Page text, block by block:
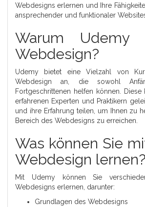
Webdesigns erlernen und Ihre
ansprechender und funktionaler
Warum Udemy
Webdesign?
Udemy bietet eine Vielzahl von
Webdesign an, die sowohl
Fortgeschrittenen helfen können.
erfahrenen Experten und Praktikern
und ihre Erfahrung teilen, um Ihnen zu
Bereich des Webdesigns zu erreichen.
Was können Sie
Webdesign lernen?
Mit Udemy können Sie
Webdesigns erlernen, darunter:
Grundlagen des Webdesigns